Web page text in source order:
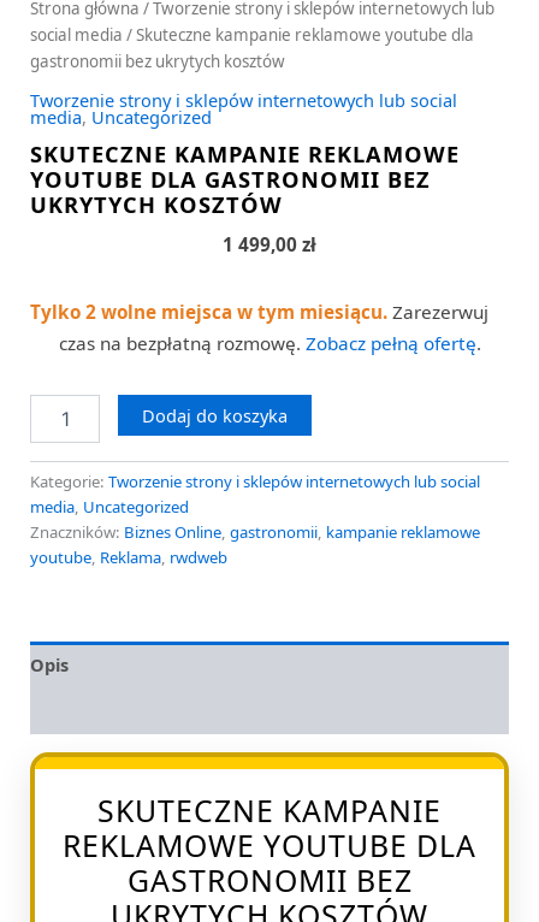
Strona główna /Tworzenie strony i sklepów internetowych lub
social media / Skuteczne kampanie reklamowe youtube dla
gastronomii bez ukrytych kosztów
Tworzenie strony i sklepów internetowych lub social
media, Uncategorized
SKUTECZNE KAMPANIE REKLAMOWE
YOUTUBE DLA GASTRONOMII BEZ
UKRYTYCH KOSZTÓW
1 499,00 zł
Tylko 2 wolne miejsca w tym miesiącu. Zarezerwuj
czas na bezpłatną rozmowę. Zobacz pełną ofertę.
Dodaj do koszyka
Kategorie: Tworzenie strony i sklepów internetowych lub social
media, Uncategorized
Znaczników: Biznes Online, gastronomii, kampanie reklamowe
youtube, Reklama, rwdweb
Opis
SKUTECZNE KAMPANIE
REKLAMOWE YOUTUBE DLA
GASTRONOMII BEZ